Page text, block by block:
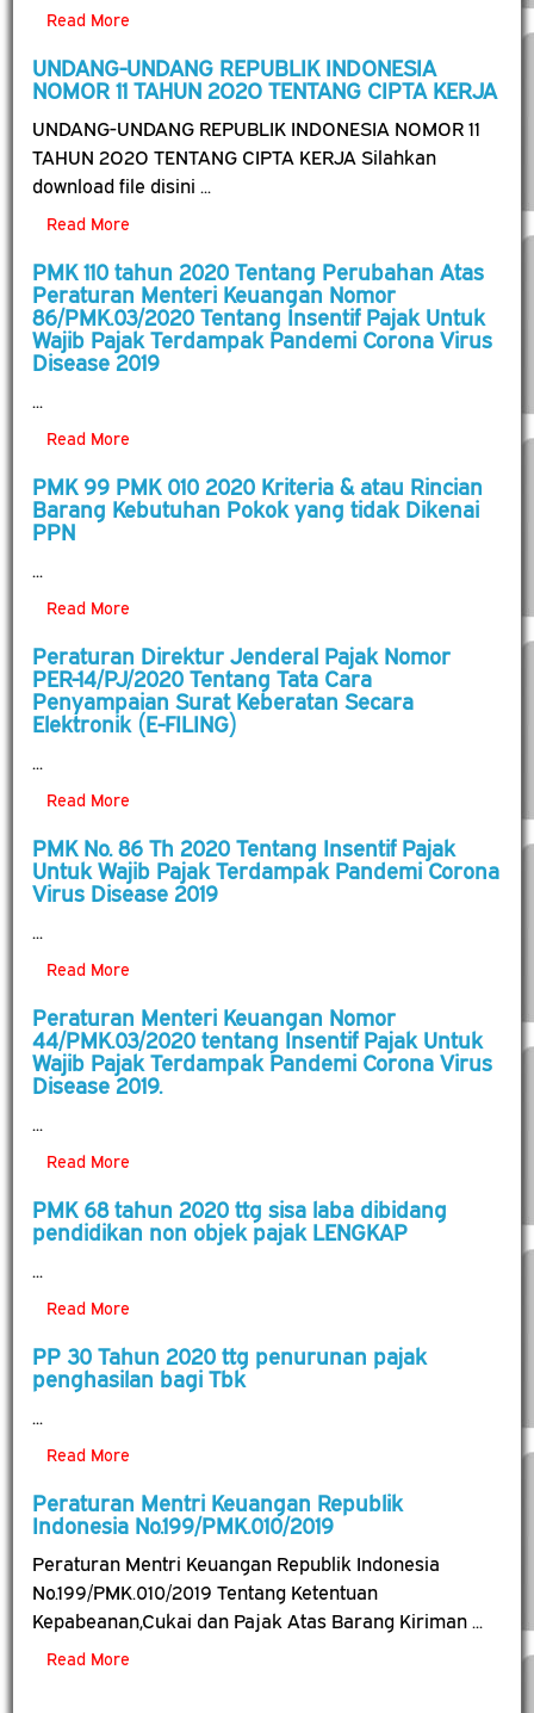
Read More
UNDANG-UNDANG REPUBLIK INDONESIA
NOMOR 11 TAHUN 2O2O TENTANG CIPTA KERJA
UNDANG-UNDANG REPUBLIK INDONESIA NOMOR 11
TAHUN 2O2O TENTANG CIPTA KERJA Silahkan
download file disini ...
Read More
PMK 110 tahun 2020 Tentang Perubahan Atas
Peraturan Menteri Keuangan Nomor
86/PMK.03/2020 Tentang Insentif Pajak Untuk
Wajib Pajak Terdampak Pandemi Corona Virus
Disease 2019
...
Read More
PMK 99 PMK 010 2020 Kriteria & atau Rincian
Barang Kebutuhan Pokok yang tidak Dikenai
PPN
...
Read More
Peraturan Direktur Jenderal Pajak Nomor
PER-14/PJ/2020 Tentang Tata Cara
Penyampaian Surat Keberatan Secara
Elektronik (E-FILING)
...
Read More
PMK No. 86 Th 2020 Tentang Insentif Pajak
Untuk Wajib Pajak Terdampak Pandemi Corona
Virus Disease 2019
...
Read More
Peraturan Menteri Keuangan Nomor
44/PMK.03/2020 tentang Insentif Pajak Untuk
Wajib Pajak Terdampak Pandemi Corona Virus
Disease 2019.
...
Read More
PMK 68 tahun 2020 ttg sisa laba dibidang
pendidikan non objek pajak LENGKAP
...
Read More
PP 30 Tahun 2020 ttg penurunan pajak
penghasilan bagi Tbk
...
Read More
Peraturan Mentri Keuangan Republik
Indonesia No.199/PMK.010/2019
Peraturan Mentri Keuangan Republik Indonesia
No.199/PMK.010/2019 Tentang Ketentuan
Kepabeanan,Cukai dan Pajak Atas Barang Kiriman ...
Read More